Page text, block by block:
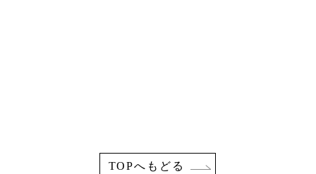
TOPへもどる